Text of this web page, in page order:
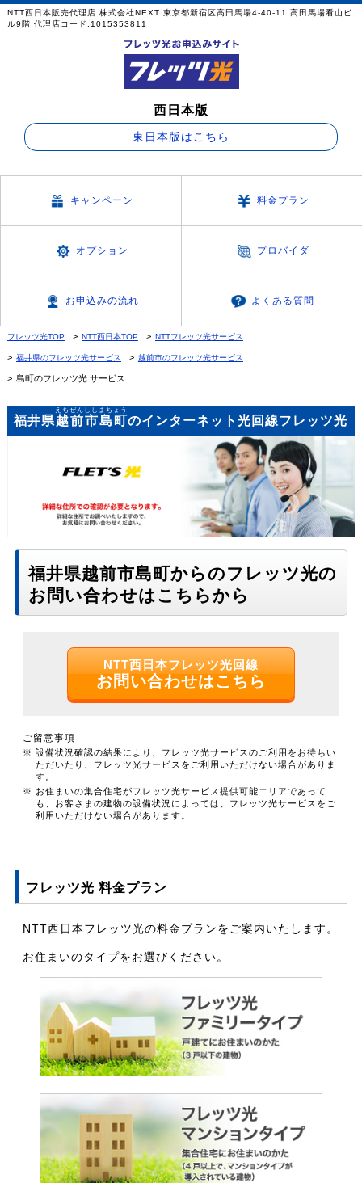
NTT西日本販売代理店 株式会社NEXT 東京都新宿区高田馬場4-40-11 高田馬場看山ビ
ル9階 代理店コード:1015353811
西日本版
東日本版はこちら
キャンペーン 料金プラン
オプション プロバイダ
お申込みの流れ よくある質問
フレッツ光TOP NTT西日本TOP NTTフレッツ光サービス
福井県のフレッツ光サービス 越前市のフレッツ光サービス
島町のフレッツ光 サービス
福井県越前市島町
えちぜんししまちょう
のインターネット光回線フレッツ光
福井県越前市島町からのフレッツ光の
お問い合わせはこちらから
NTT西日本フレッツ光回線
お問い合わせはこちら
ご留意事項
※ 設備状況確認の結果により、フレッツ光サービスのご利用をお待ちい
ただいたり、フレッツ光サービスをご利用いただけない場合がありま
す。
※ お住まいの集合住宅がフレッツ光サービス提供可能エリアであって
も、お客さまの建物の設備状況によっては、フレッツ光サービスをご
利用いただけない場合があります。
フレッツ光 料金プラン
NTT西日本フレッツ光の料金プランをご案内いたします。
お住まいのタイプをお選びください。